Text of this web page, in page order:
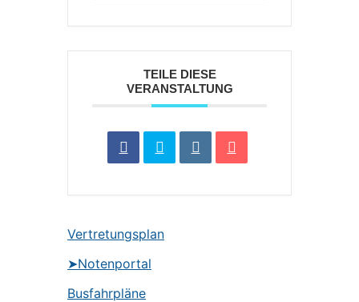
TEILE DIESE
VERANSTALTUNG
Vertretungsplan
➤Notenportal
Busfahrpläne